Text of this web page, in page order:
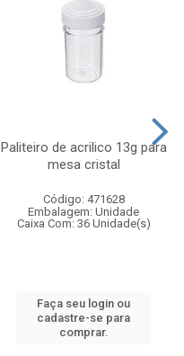
Paliteiro de acrilico 13g para
mesa cristal
Código: 471628
Embalagem: Unidade
Caixa Com: 36 Unidade(s)
Faça seu login ou
cadastre-se para
comprar.